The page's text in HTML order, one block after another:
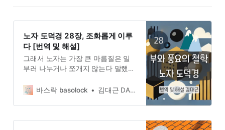
노자 도덕경 28장, 조화롭게 이루
다 [번역 및 해설]
그래서 노자는 가장 큰 마름질은 일
부러 나누거나 쪼개지 않는다 말했
든 것이 운동과 변화를 시작할 때에
힘들이지 않고 무리없이 세상을 이끌
어나간다. 그의 다스림을 받는 백성
바스락 basolock 김대근 DAEGEUN KIM